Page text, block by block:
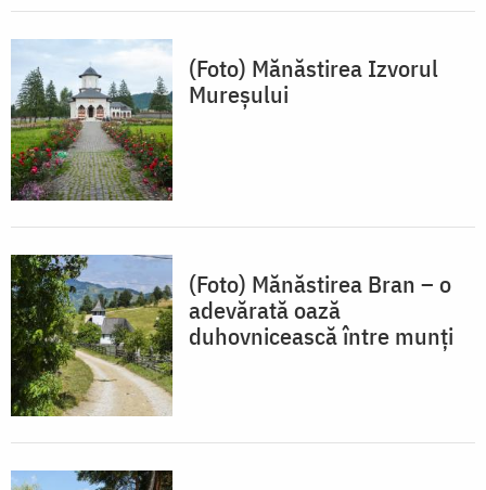
(Foto) Mănăstirea Izvorul
Mureșului
(Foto) Mănăstirea Bran – o
adevărată oază
duhovnicească între munți